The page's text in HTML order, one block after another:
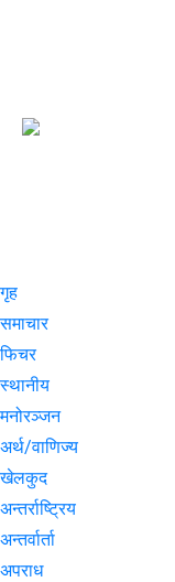
गृह
समाचार
फिचर
स्थानीय
मनोरञ्जन
अर्थ/वाणिज्य
खेलकुद
अन्तर्राष्ट्रिय
अन्तर्वार्ता
अपराध